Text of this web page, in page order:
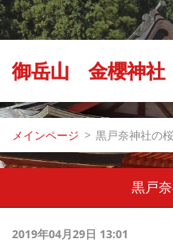
御岳山 金櫻神社
メインページ > 黒戸奈神社の桜
黒戸
2019年04月29日 13:01